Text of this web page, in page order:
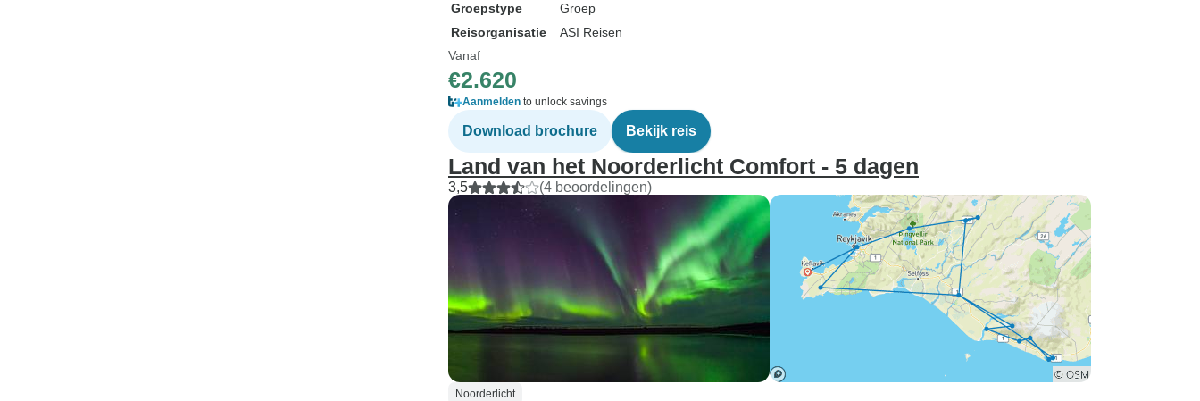
Groepstype
Groep
Reisorganisatie
ASI Reisen
Vanaf
€2.620
Aanmelden to unlock savings
Download brochure Bekijk reis
Land van het Noorderlicht Comfort - 5 dagen
3,5 (4 beoordelingen)
Noorderlicht